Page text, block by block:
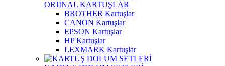
ORJİNAL KARTUŞLAR
BROTHER Kartuşlar
CANON Kartuşlar
EPSON Kartuşlar
HP Kartuşlar
LEXMARK Kartuşlar